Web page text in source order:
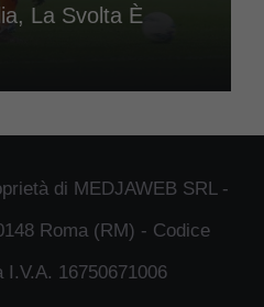
La Svolta È
di MEDJAWEB SRL -
Roma (RM) - Codice
I.V.A. 16750671006